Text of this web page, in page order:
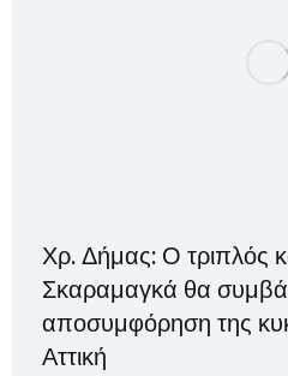
Χρ. Δήμας: Ο τριπλός
Σκαραμαγκά θα
αποσυμφόρηση της
Αττική